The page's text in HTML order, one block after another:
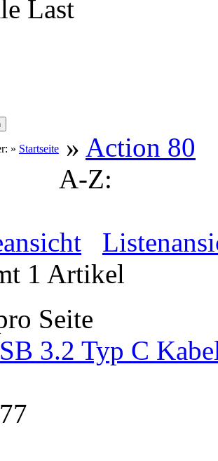
Last
» Startseite » Action 80
A-Z:
1 Artikel
Seite
3.2 Typ C